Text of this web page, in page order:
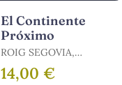
El Continente
Próximo
ROIG SEGOVIA,
EDUARDO
14,00 €